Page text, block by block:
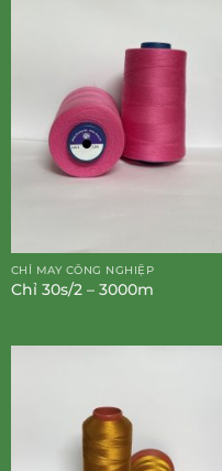
CHỈ MAY CÔNG NGHIỆP
Chỉ 30s/2 – 3000m